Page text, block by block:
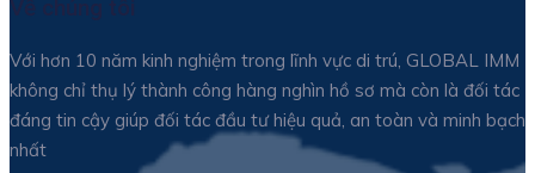
Với hơn 10 năm kinh nghiệm trong lĩnh vực di trú, GLOBAL IMM
không chỉ thụ lý thành công hàng nghìn hồ sơ mà còn là đối tác
đáng tin cậy giúp đối tác đầu tư hiệu quả, an toàn và minh bạch
nhất